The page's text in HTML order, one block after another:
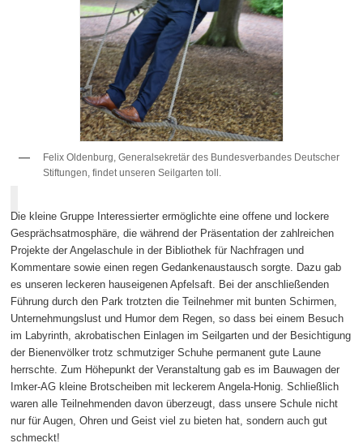
Felix Oldenburg, Generalsekretär des Bundesverbandes Deutscher
Stiftungen, findet unseren Seilgarten toll.
Die kleine Gruppe Interessierter ermöglichte eine offene und lockere
Gesprächsatmosphäre, die während der Präsentation der zahlreichen
Projekte der Angelaschule in der Bibliothek für Nachfragen und
Kommentare sowie einen regen Gedankenaustausch sorgte. Dazu gab
es unseren leckeren hauseigenen Apfelsaft. Bei der anschließenden
Führung durch den Park trotzten die Teilnehmer mit bunten Schirmen,
Unternehmungslust und Humor dem Regen, so dass bei einem Besuch
im Labyrinth, akrobatischen Einlagen im Seilgarten und der Besichtigung
der Bienenvölker trotz schmutziger Schuhe permanent gute Laune
herrschte. Zum Höhepunkt der Veranstaltung gab es im Bauwagen der
Imker-AG kleine Brotscheiben mit leckerem Angela-Honig. Schließlich
waren alle Teilnehmenden davon überzeugt, dass unsere Schule nicht
nur für Augen, Ohren und Geist viel zu bieten hat, sondern auch gut
schmeckt!